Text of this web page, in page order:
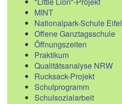
MINT
Nationalpark-Schule Eifel
Offene Ganztagsschule
Öffnungszeiten
Praktikum
Qualitätsanalyse NRW
Rucksack-Projekt
Schulprogramm
Schulsozialarbeit